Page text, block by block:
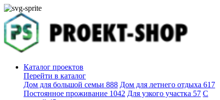
Каталог проектов
Перейти в каталог
Дом для большой семьи 888 Дом для летнего отдыха 617
Постоянное проживание 1042 Для узкого участка 57 С